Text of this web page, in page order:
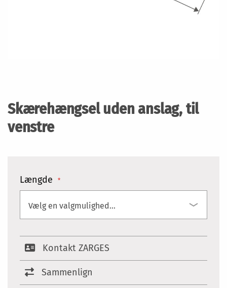
Skærehængsel uden anslag, til
venstre
Længde
Kontakt ZARGES
Sammenlign
af
billedgalleriet